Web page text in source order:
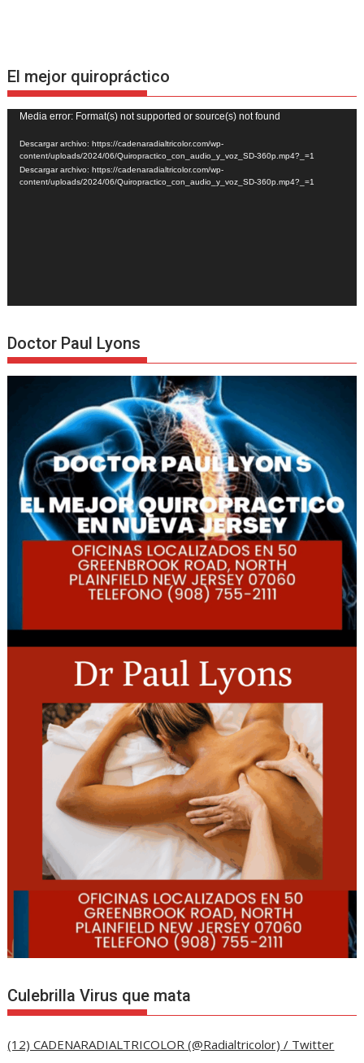
El mejor quiropráctico
Reproductor
de
vídeo
Media error: Format(s) not supported or source(s) not found
Descargar archivo: https://cadenaradialtricolor.com/wp-
content/uploads/2024/06/Quiropractico_con_audio_y_voz_SD-360p.mp4?_=1
Descargar archivo: https://cadenaradialtricolor.com/wp-
content/uploads/2024/06/Quiropractico_con_audio_y_voz_SD-360p.mp4?_=1
Doctor Paul Lyons
Culebrilla Virus que mata
(12) CADENARADIALTRICOLOR (@Radialtricolor) / Twitter